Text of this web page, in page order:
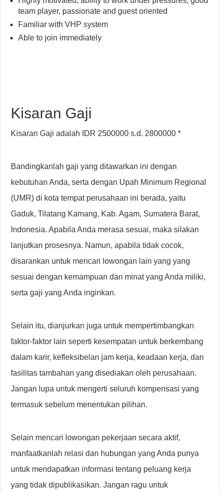
team player, passionate and guest oriented
Familiar with VHP system
Able to join immediately
Kisaran Gaji
Kisaran Gaji adalah IDR 2500000 s.d. 2800000 *
Bandingkanlah gaji yang ditawarkan ini dengan
kebutuhan Anda, serta dengan Upah Minimum Regional
(UMR) di kota tempat perusahaan ini berada, yaitu
Gaduk, Tilatang Kamang, Kab. Agam, Sumatera Barat,
Indonesia. Apabila Anda merasa sesuai, maka silakan
lanjutkan prosesnya. Namun, apabila tidak cocok,
disarankan untuk mencari lowongan lain yang yang
sesuai dengan kemampuan dan minat yang Anda miliki,
serta gaji yang Anda inginkan.
Selain itu, dianjurkan juga untuk mempertimbangkan
faktor-faktor lain seperti kesempatan untuk berkembang
dalam karir, kefleksibelan jam kerja, keadaan kerja, dan
fasilitas tambahan yang disediakan oleh perusahaan.
Jangan lupa untuk mengerti seluruh kompensasi yang
termasuk sebelum menentukan pilihan.
Selain mencari lowongan pekerjaan secara aktif,
manfaatkanlah relasi dan hubungan yang Anda punya
untuk mendapatkan informasi tentang peluang kerja
yang tidak dipublikasikan. Jangan ragu untuk